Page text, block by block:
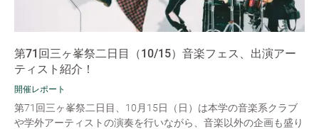
第71回三ヶ峯祭二日目（10/15）音楽フェス、出演アー
ティスト紹介！
開催レポート
第71回三ヶ峯祭二日目、10月15日（日）は本学の音楽系クラブ
や学外アーティストの演奏を行いながら、音楽以外の企画も盛り